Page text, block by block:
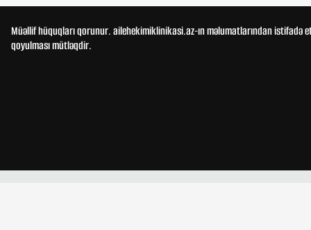
Müəllif hüquqları qorunur. ailehekimiklinikasi.az-ın məlumatlarından
qoyulması mütləqdir.